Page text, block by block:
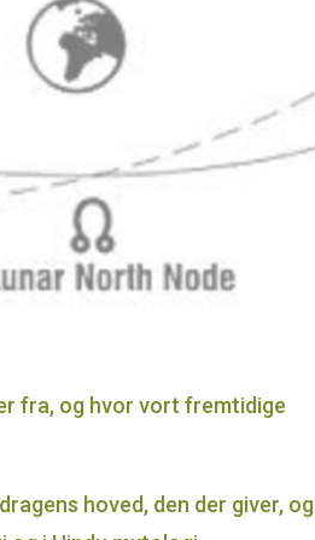
fra, og hvor vort fremtidige
hoved, den der giver, og